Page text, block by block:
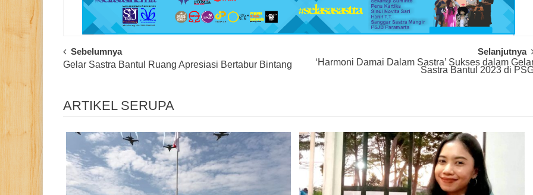
Post
Navigation
Sebelumnya
Gelar Sastra Bantul Ruang Apresiasi Bertabur Bintang
Selanjutnya
‘Harmoni Damai Dalam Sastra’ Sukses dalam
Sastra Bantul 2023 di
ARTIKEL SERUPA